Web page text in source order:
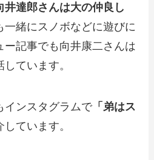
井達郎さんは大の仲良し
一緒にスノボなどに遊びに
ー記事でも向井康二さんは
ています。
インスタグラムで「弟はス
しています。